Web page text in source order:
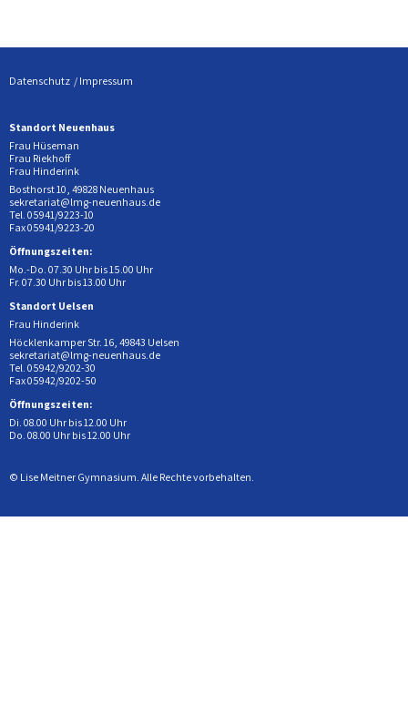
Datenschutz Impressum
Standort Neuenhaus
Frau Hüseman
Frau Riekhoff
Frau Hinderink
Bosthorst 10, 49828 Neuenhaus
sekretariat@lmg-neuenhaus.de
Tel. 05941/9223-10
Fax 05941/9223-20
Öffnungszeiten:
Mo.-Do. 07.30 Uhr bis 15.00 Uhr
Fr. 07.30 Uhr bis 13.00 Uhr
Standort Uelsen
Frau Hinderink
Höcklenkamper Str. 16, 49843 Uelsen
sekretariat@lmg-neuenhaus.de
Tel. 05942/9202-30
Fax 05942/9202-50
Öffnungszeiten:
Di. 08.00 Uhr bis 12.00 Uhr
Do. 08.00 Uhr bis 12.00 Uhr
© Lise Meitner Gymnasium. Alle Rechte vorbehalten.